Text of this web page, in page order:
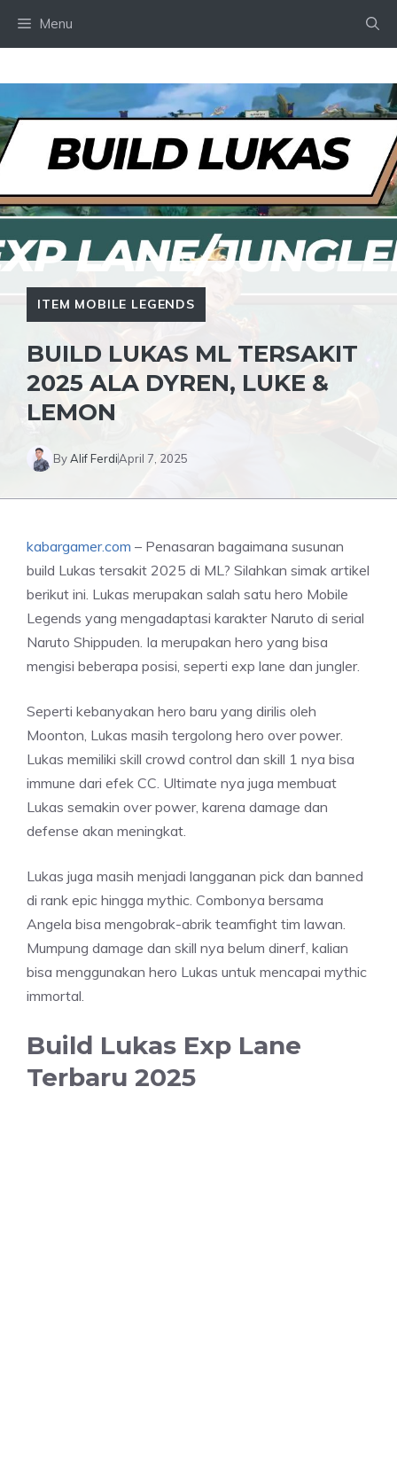
Menu
ITEM MOBILE LEGENDS
BUILD LUKAS ML TERSAKIT
2025 ALA DYREN, LUKE &
LEMON
ByAlif FerdiApril 7, 2025
kabargamer.com – Penasaran bagaimana susunan
build Lukas tersakit 2025 di ML? Silahkan simak artikel
berikut ini. Lukas merupakan salah satu hero Mobile
Legends yang mengadaptasi karakter Naruto di serial
Naruto Shippuden. Ia merupakan hero yang bisa
mengisi beberapa posisi, seperti exp lane dan jungler.
Seperti kebanyakan hero baru yang dirilis oleh
Moonton, Lukas masih tergolong hero over power.
Lukas memiliki skill crowd control dan skill 1 nya bisa
immune dari efek CC. Ultimate nya juga membuat
Lukas semakin over power, karena damage dan
defense akan meningkat.
Lukas juga masih menjadi langganan pick dan banned
di rank epic hingga mythic. Combonya bersama
Angela bisa mengobrak-abrik teamfight tim lawan.
Mumpung damage dan skill nya belum dinerf, kalian
bisa menggunakan hero Lukas untuk mencapai mythic
immortal.
Build Lukas Exp Lane
Terbaru 2025